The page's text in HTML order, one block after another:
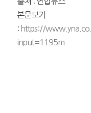
본문보기
: https://
input=1195m